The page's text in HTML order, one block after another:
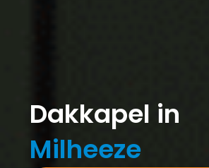
Dakkapel in
Milheeze